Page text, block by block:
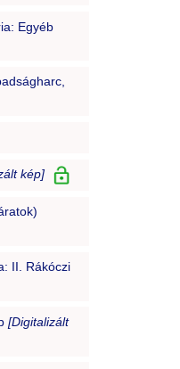
Egyéb
kép]
II. Rákóczi
[Digitalizált